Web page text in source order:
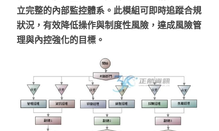
立完整的內部監控體系。此模組可即時追蹤合規
狀況，有效降低操作與制度性風險，達成風險管
理與內控強化的目標。